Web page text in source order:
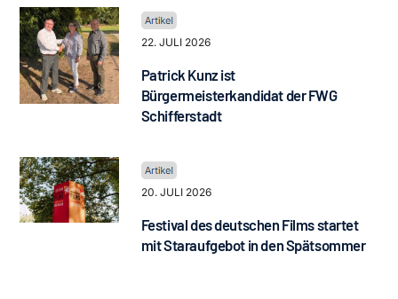
22. JULI 2026
Patrick Kunz ist
Bürgermeisterkandidat der FWG
Schifferstadt
20. JULI 2026
Festival des deutschen Films startet
mit Staraufgebot in den Spätsommer